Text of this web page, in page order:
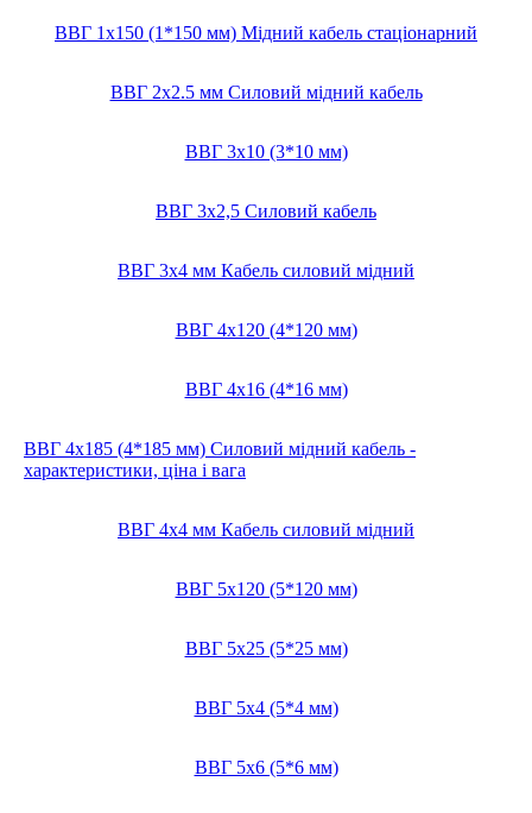
ВВГ 1х150 (1*150 мм) Мідний кабель стаціонарний
ВВГ 2х2.5 мм Силовий мідний кабель
ВВГ 3х10 (3*10 мм)
ВВГ 3х2,5 Силовий кабель
ВВГ 3х4 мм Кабель силовий мідний
ВВГ 4х120 (4*120 мм)
ВВГ 4х16 (4*16 мм)
ВВГ 4х185 (4*185 мм) Силовий мідний кабель -
характеристики, ціна і вага
ВВГ 4х4 мм Кабель силовий мідний
ВВГ 5х120 (5*120 мм)
ВВГ 5х25 (5*25 мм)
ВВГ 5х4 (5*4 мм)
ВВГ 5х6 (5*6 мм)